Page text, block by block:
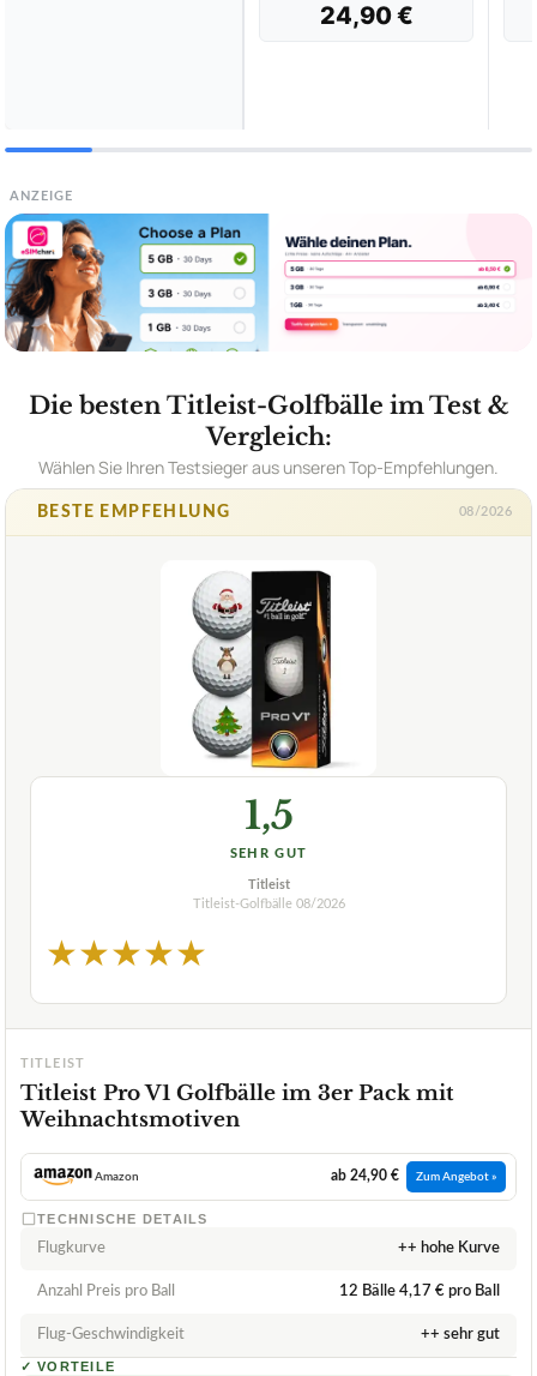
24,90 €
ANZEIGE
Die besten Titleist-Golfbälle im Test &
Vergleich:
Wählen Sie Ihren Testsieger aus unseren Top-Empfehlungen.
BESTE EMPFEHLUNG 08/2026
1,5
SEHR GUT
Titleist
Titleist-Golfbälle 08/2026
★★★★★
TITLEIST
Titleist Pro V1 Golfbälle im 3er Pack mit
Weihnachtsmotiven
Amazon ab 24,90 € Zum Angebot »
TECHNISCHE DETAILS
Flugkurve ++ hohe Kurve
Anzahl Preis pro Ball 12 Bälle 4,17 € pro Ball
Flug-Geschwindigkeit ++ sehr gut
✓ VORTEILE